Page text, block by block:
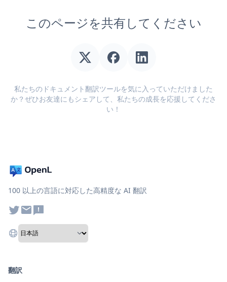
このページを共有してください
私たちのドキュメント翻訳ツールを気に入っていただけました
か？ぜひお友達にもシェアして、私たちの成長を応援してくださ
い！
100 以上の言語に対応した高精度な AI 翻訳
翻訳